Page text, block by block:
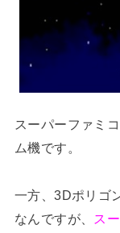
スーパーファミ
ム機です。
一方、3Dポリゴ
なんですが、 ス